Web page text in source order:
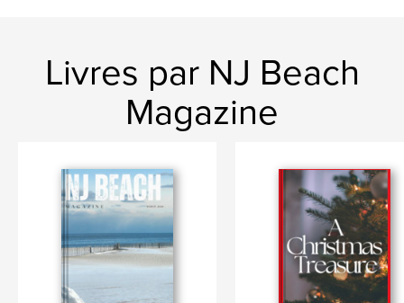
Livres par NJ Beach
Magazine